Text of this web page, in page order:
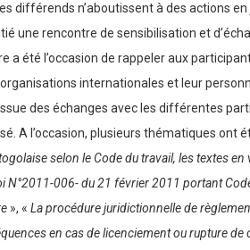
différends n’aboutissent à des actions en
une rencontre de sensibilisation et
été l’occasion de rappeler aux
internationales et leur
des échanges avec les différentes
A l’occasion, plusieurs thématiques ont
selon le Code du travail, les textes en
N°2011-006- du 21 février 2011 portant
», « La procédure juridictionnelle de
en cas de licenciement ou rupture de